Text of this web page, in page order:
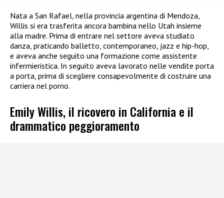
Nata a San Rafael, nella provincia argentina di Mendoza,
Willis si era trasferita ancora bambina nello Utah insieme
alla madre. Prima di entrare nel settore aveva studiato
danza, praticando balletto, contemporaneo, jazz e hip-hop,
e aveva anche seguito una formazione come assistente
infermieristica. In seguito aveva lavorato nelle vendite porta
a porta, prima di scegliere consapevolmente di costruire una
carriera nel porno.
Emily Willis, il ricovero in California e il
drammatico peggioramento